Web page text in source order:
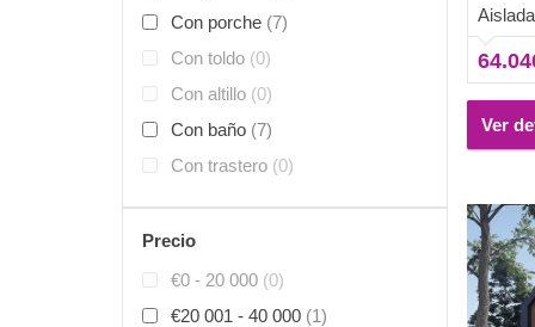
Con porche (7)
Con toldo (0)
Con altillo (0)
Con baño (7)
Con trastero (0)
Precio
€0 - 20 000 (0)
€20 001 - 40 000 (1)
Ver